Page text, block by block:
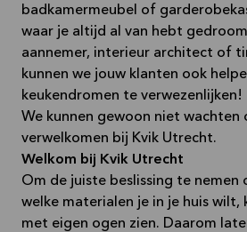
badkamermeubel of
waar je altijd al van hebt
aannemer, interieur architect of
kunnen we jouw klanten ook
keukendromen te verwezenlijken!
We kunnen gewoon niet wachten
verwelkomen bij Kvik Utrecht.
Welkom bij Kvik Utrecht
Om de juiste beslissing te nemen
welke materialen je in je huis wilt,
met eigen ogen zien. Daarom